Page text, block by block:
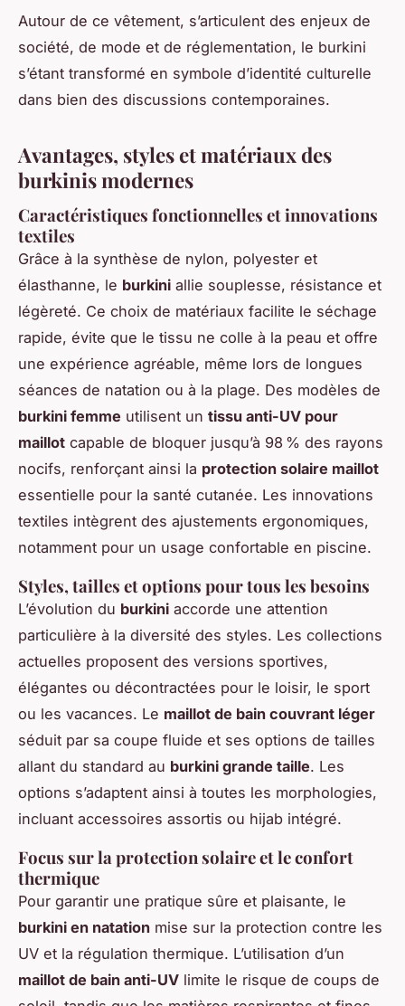
Autour de ce vêtement, s’articulent des enjeux de
société, de mode et de réglementation, le burkini
s’étant transformé en symbole d’identité culturelle
dans bien des discussions contemporaines.
Avantages, styles et matériaux des
burkinis modernes
Caractéristiques fonctionnelles et innovations
textiles
Grâce à la synthèse de nylon, polyester et
élasthanne, le burkini allie souplesse, résistance et
légèreté. Ce choix de matériaux facilite le séchage
rapide, évite que le tissu ne colle à la peau et offre
une expérience agréable, même lors de longues
séances de natation ou à la plage. Des modèles de
burkini femme utilisent un tissu anti-UV pour
maillot capable de bloquer jusqu’à 98 % des rayons
nocifs, renforçant ainsi la protection solaire maillot
essentielle pour la santé cutanée. Les innovations
textiles intègrent des ajustements ergonomiques,
notamment pour un usage confortable en piscine.
Styles, tailles et options pour tous les besoins
L’évolution du burkini accorde une attention
particulière à la diversité des styles. Les collections
actuelles proposent des versions sportives,
élégantes ou décontractées pour le loisir, le sport
ou les vacances. Le maillot de bain couvrant léger
séduit par sa coupe fluide et ses options de tailles
allant du standard au burkini grande taille. Les
options s’adaptent ainsi à toutes les morphologies,
incluant accessoires assortis ou hijab intégré.
Focus sur la protection solaire et le confort
thermique
Pour garantir une pratique sûre et plaisante, le
burkini en natation mise sur la protection contre les
UV et la régulation thermique. L’utilisation d’un
maillot de bain anti-UV limite le risque de coups de